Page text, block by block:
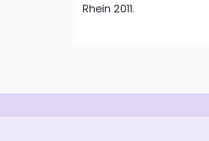
Rhein 2011.